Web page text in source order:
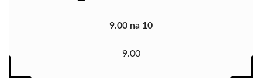
9.00 na 10
9.00